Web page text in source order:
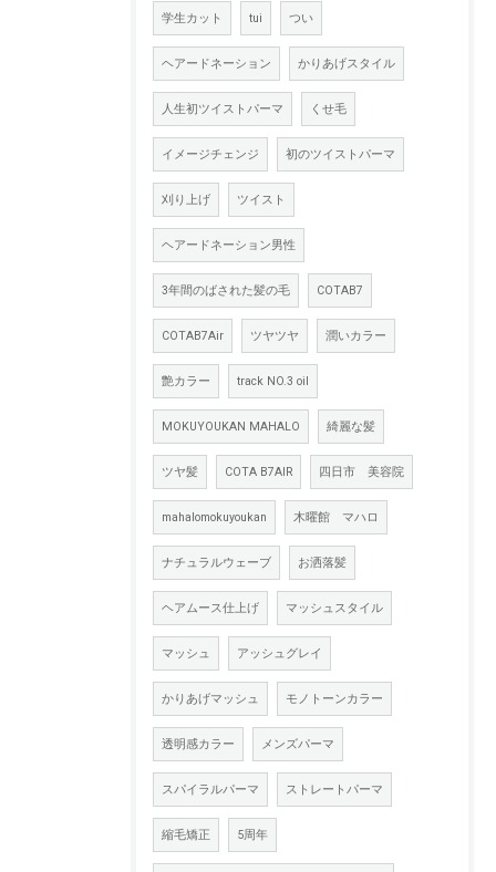
学生カット tui つい
ヘアードネーション かりあげスタイル
人生初ツイストパーマ くせ毛
イメージチェンジ 初のツイストパーマ
刈り上げ ツイスト
ヘアードネーション男性
3年間のばされた髪の毛 COTAB7
COTAB7Air ツヤツヤ 潤いカラー
艶カラー track NO.3 oil
MOKUYOUKAN MAHALO 綺麗な髪
ツヤ髪 COTA B7AIR 四日市 美容院
mahalomokuyoukan 木曜館 マハロ
ナチュラルウェーブ お洒落髪
ヘアムース仕上げ マッシュスタイル
マッシュ アッシュグレイ
かりあげマッシュ モノトーンカラー
透明感カラー メンズパーマ
スパイラルパーマ ストレートパーマ
縮毛矯正 5周年